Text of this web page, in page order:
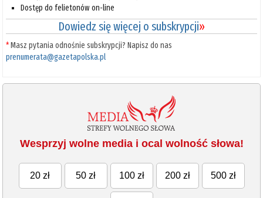
Dostęp do felietonów on-line
Dowiedz się więcej o subskrypcji»
*Masz pytania odnośnie subskrypcji? Napisz do nas
prenumerata@gazetapolska.pl
Wesprzyj wolne media i ocal wolność słowa!
20 zł 50 zł 100 zł 200 zł 500 zł